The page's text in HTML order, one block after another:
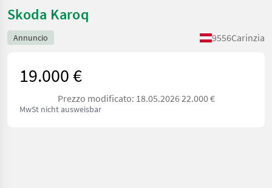
Skoda Karoq
Annuncio 9556Carinzia
19.000 €
Prezzo modificato: 18.05.2026 22.000 €
MwSt nicht ausweisbar